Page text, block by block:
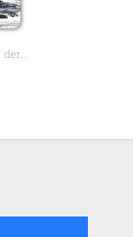
Pura Tanah Lot, der Tempel des Meeres